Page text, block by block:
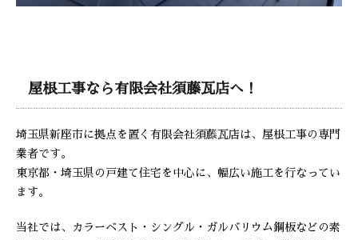
屋根工事なら有限会社須藤瓦店へ！
埼玉県新座市に拠点を置く有限会社須藤瓦店は、屋根工事の専門
業者です。
東京都・埼玉県の戸建て住宅を中心に、幅広い施工を行なってい
ます。
当社では、カラーベスト・シングル・ガルバリウム鋼板などの素